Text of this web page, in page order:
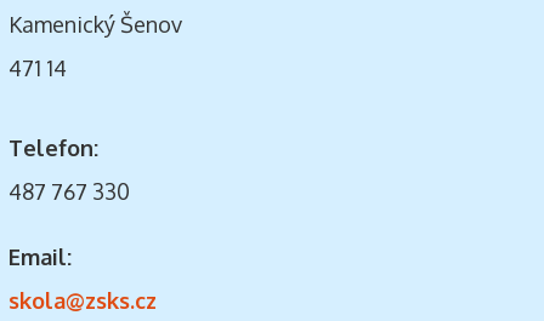
Kamenický Šenov
471 14
Telefon:
487 767 330
Email:
skola@zsks.cz